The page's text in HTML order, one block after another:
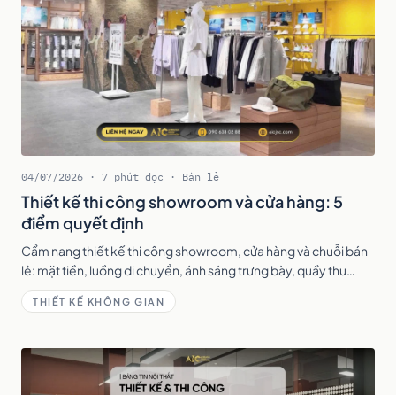
04/07/2026 · 7 phút đọc · Bán lẻ
Thiết kế thi công showroom và cửa hàng: 5
điểm quyết định
Cẩm nang thiết kế thi công showroom, cửa hàng và chuỗi bán
lẻ: mặt tiền, luồng di chuyển, ánh sáng trưng bày, quầy thu
ngân và triển khai kịp khai trương.
THIẾT KẾ KHÔNG GIAN